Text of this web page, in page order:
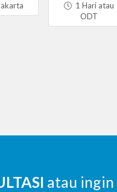
1 Hari atau
ODT
atau ingin